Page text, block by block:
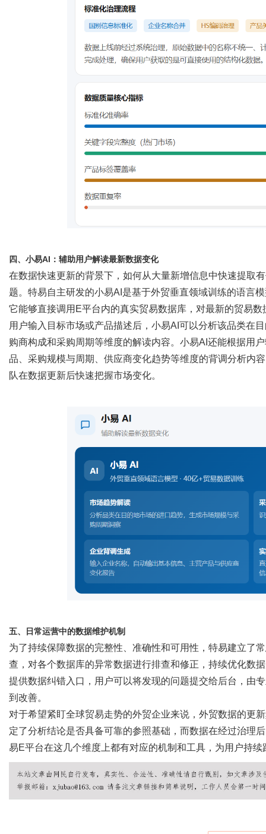
四、小易AI：辅助用户解读最新数据变化
在数据快速更新的背景下，如何从大量新增信息中快速提取
题。特易自主研发的小易AI是基于外贸垂直领域训练的语言
它能够直接调用E平台内的真实贸易数据库，对最新的贸易数
用户输入目标市场或产品描述后，小易AI可以分析该品类在
购商构成和采购周期等维度的解读内容。小易AI还能根据用
品、采购规模与周期、供应商变化趋势等维度的背调分析内
队在数据更新后快速把握市场变化。
五、日常运营中的数据维护机制
为了持续保障数据的完整性、准确性和可用性，特易建立了
查，对各个数据库的异常数据进行排查和修正，持续优化数
提供数据纠错入口，用户可以将发现的问题提交给后台，由
到改善。
对于希望紧盯全球贸易走势的外贸企业来说，外贸数据的更
定了分析结论是否具备可靠的参照基础，而数据在经过治理
易E平台在这几个维度上都有对应的机制和工具，为用户持